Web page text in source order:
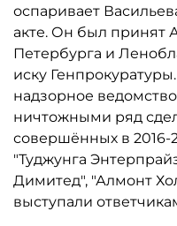
оспаривает
акте. Он был принят
Петербурга и
иску
надзорное
ничтожными ряд
совершённых в 2016-
"Туджунга
Димитед", "Алмонт
выступали